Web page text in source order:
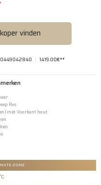
vinden
1419.00€**
Rvs
met Voorkant hout
ZONE